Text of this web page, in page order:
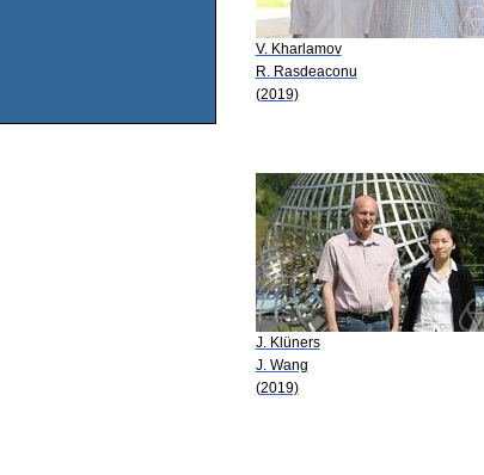
V. Kharlamov
R. Rasdeaconu
(2019)
J. Klüners
J. Wang
(2019)